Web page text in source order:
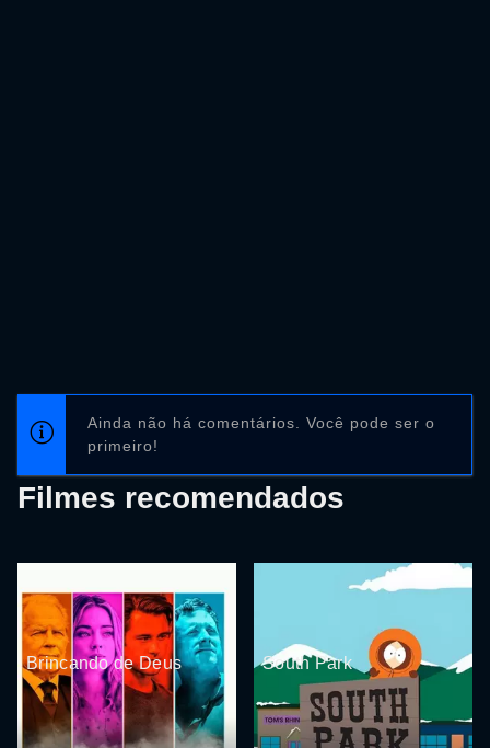
Ainda não há comentários. Você pode ser o
primeiro!
Filmes recomendados
Brincando de Deus South Park